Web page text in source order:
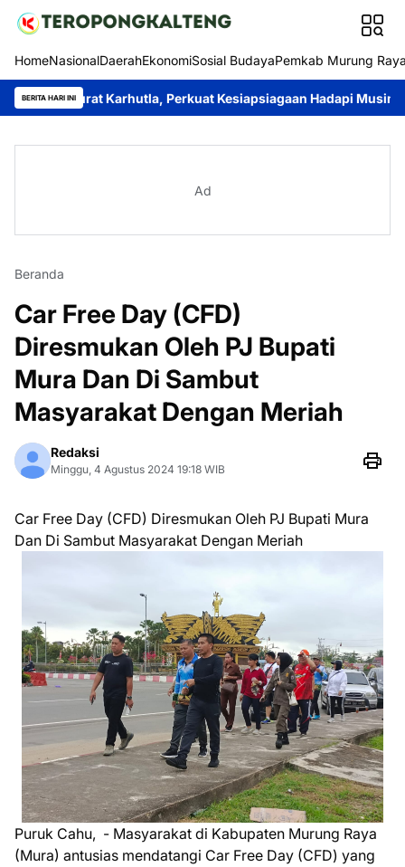
HomeNasionalDaerahEkonomiSosial BudayaPemkab Murung
BERITA HARI INI
Karhutla, Perkuat Kesiapsiagaan Hadapi Musim Kemarau
Ad
Beranda
Car Free Day (CFD)
Diresmukan Oleh PJ Bupati
Mura Dan Di Sambut
Masyarakat Dengan Meriah
Redaksi
Minggu, 4 Agustus 2024 19:18 WIB
Car Free Day (CFD) Diresmukan Oleh PJ Bupati Mura
Dan Di Sambut Masyarakat Dengan Meriah
Puruk Cahu, - Masyarakat di Kabupaten Murung Raya
(Mura) antusias mendatangi Car Free Day (CFD) yang